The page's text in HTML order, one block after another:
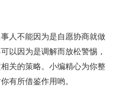
人不能因为是自愿协商就做
以因为是调解而放松警惕，
关的策略。小编精心为你整
有所借鉴作用哟。